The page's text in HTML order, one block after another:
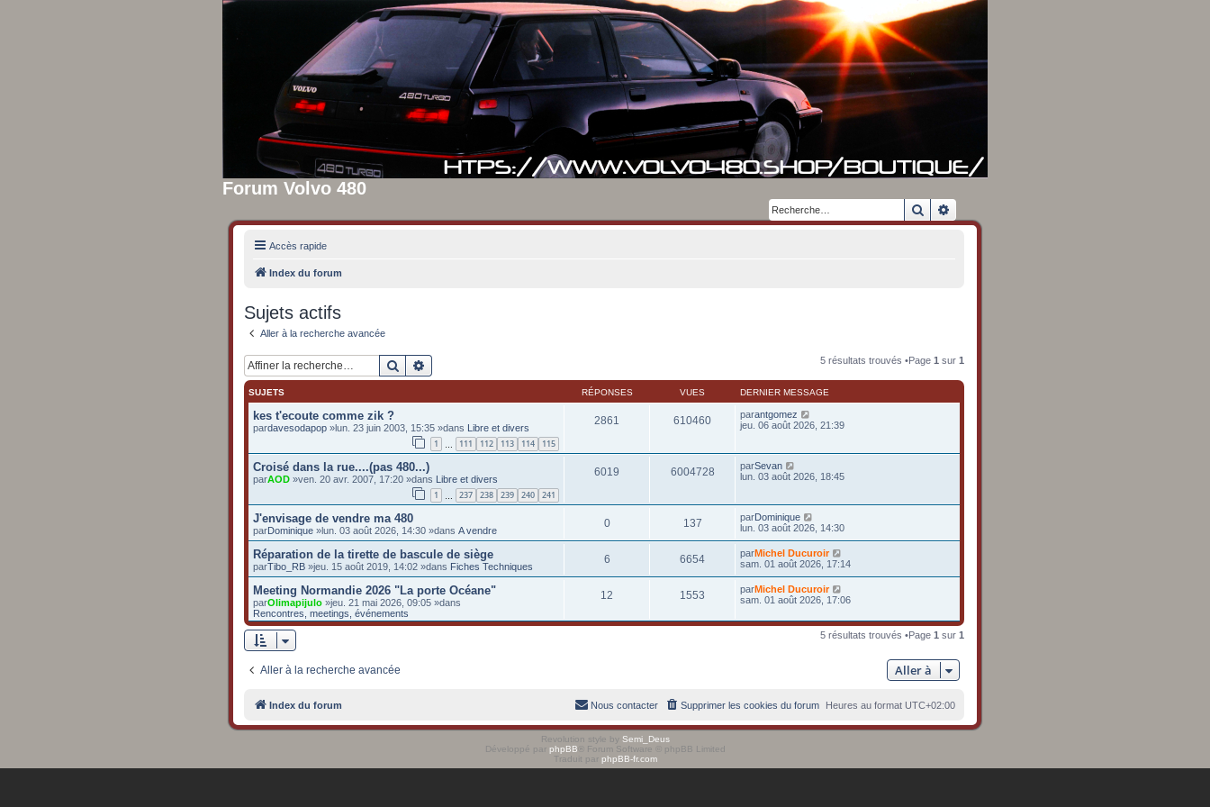
Forum Volvo 480
Rechercher
Accès rapide
Index du forum
Sujets actifs
Aller à la recherche avancée
Rechercher 5 résultats trouvés •Page 1 sur 1
SUJETS RÉPONSES VUES DERNIER MESSAGE
kes t'ecoute comme zik ?
pardavesodapop »lun. 23 juin 2003, 15:35 »dans Libre et divers
1 111 112 113 114 115
2861 610460 parantgomez
jeu. 06 août 2026, 21:39
Croisé dans la rue....(pas 480...)
parAOD »ven. 20 avr. 2007, 17:20 »dans Libre et divers
1 … 237 238 239 240 241
6019 6004728 parSevan
lun. 03 août 2026, 18:45
J'envisage de vendre ma 480
parDominique »lun. 03 août 2026, 14:30 »dans A vendre
0 137 parDominique
lun. 03 août 2026, 14:30
Réparation de la tirette de bascule de siège
parTibo_RB »jeu. 15 août 2019, 14:02 »dans Fiches Techniques
6 6654 parMichel Ducuroir
sam. 01 août 2026, 17:14
Meeting Normandie 2026 "La porte Océane"
parOlimapijulo »jeu. 21 mai 2026, 09:05 »dans
Rencontres, meetings, événements
12 1553 parMichel Ducuroir
sam. 01 août 2026, 17:06
5 résultats trouvés •Page 1 sur 1
Aller à la recherche avancée Aller à
Index du forum Heures au format UTC+02:00
Supprimer les cookies du forum
Nous contacter
Revolution style by Semi_Deus
Développé par phpBB ® Forum Software © phpBB Limited
Traduit par phpBB-fr.com